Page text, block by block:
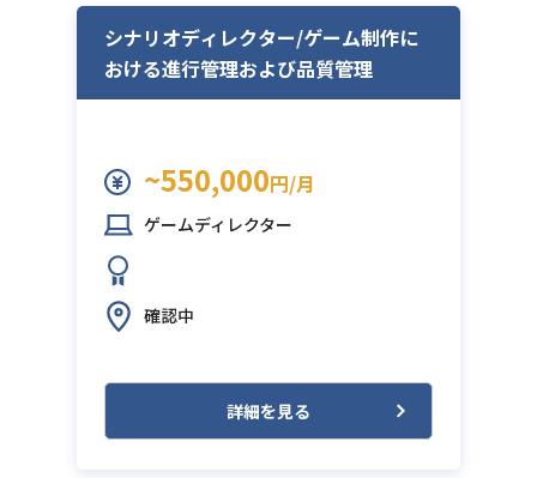
シナリオディレクター/ゲーム制作に
おける進行管理および品質管理
~550,000円/月
ゲームディレクター
確認中
詳細を見る